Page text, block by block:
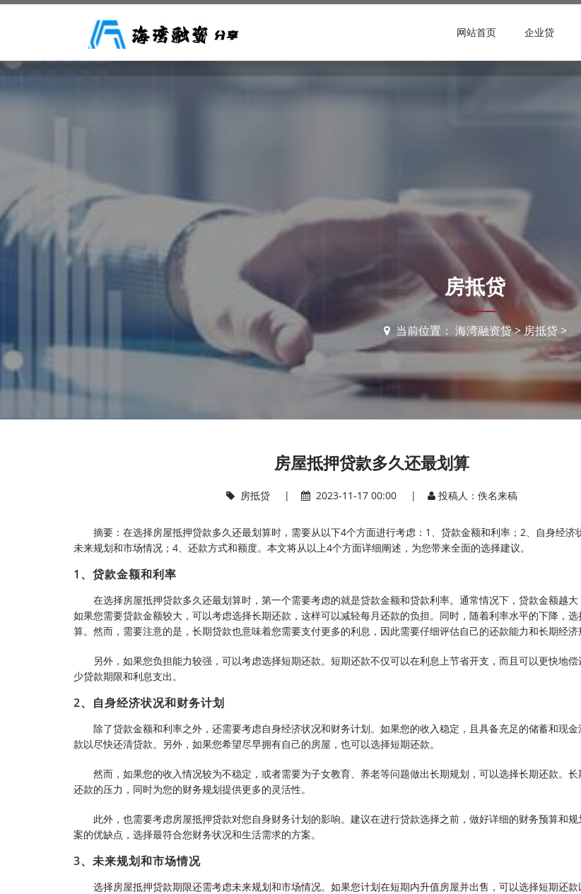
网站首页 企业贷
房抵贷
当前位置： 海湾融资贷>房抵贷>
房屋抵押贷款多久还最划算
房抵贷 | 2023-11-17 00:00 | 投稿人：佚名来稿
摘要：在选择房屋抵押贷款多久还最划算时，需要从以下4个方面进行考虑：1、贷款金额和利率；2、自身经济
未来规划和市场情况；4、还款方式和额度。本文将从以上4个方面详细阐述，为您带来全面的选择建议。
1、贷款金额和利率
在选择房屋抵押贷款多久还最划算时，第一个需要考虑的就是贷款金额和贷款利率。通常情况下，贷款金额越大
如果您需要贷款金额较大，可以考虑选择长期还款，这样可以减轻每月还款的负担。同时，随着利率水平的下降，
算。然而，需要注意的是，长期贷款也意味着您需要支付更多的利息，因此需要仔细评估自己的还款能力和长期经济
另外，如果您负担能力较强，可以考虑选择短期还款。短期还款不仅可以在利息上节省开支，而且可以更快地
少贷款期限和利息支出。
2、自身经济状况和财务计划
除了贷款金额和利率之外，还需要考虑自身经济状况和财务计划。如果您的收入稳定，且具备充足的储蓄和现
款以尽快还清贷款。另外，如果您希望尽早拥有自己的房屋，也可以选择短期还款。
然而，如果您的收入情况较为不稳定，或者需要为子女教育、养老等问题做出长期规划，可以选择长期还款。长
还款的压力，同时为您的财务规划提供更多的灵活性。
此外，也需要考虑房屋抵押贷款对您自身财务计划的影响。建议在进行贷款选择之前，做好详细的财务预算和
案的优缺点，选择最符合您财务状况和生活需求的方案。
3、未来规划和市场情况
选择房屋抵押贷款期限还需考虑未来规划和市场情况。如果您计划在短期内升值房屋并出售，可以选择短期还